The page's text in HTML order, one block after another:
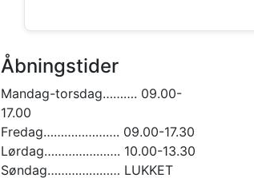
Åbningstider
Mandag-torsdag………. 09.00-
17.00
Fredag…………………. 09.00-17.30
Lørdag…………………. 10.00-13.30
Søndag………………… LUKKET